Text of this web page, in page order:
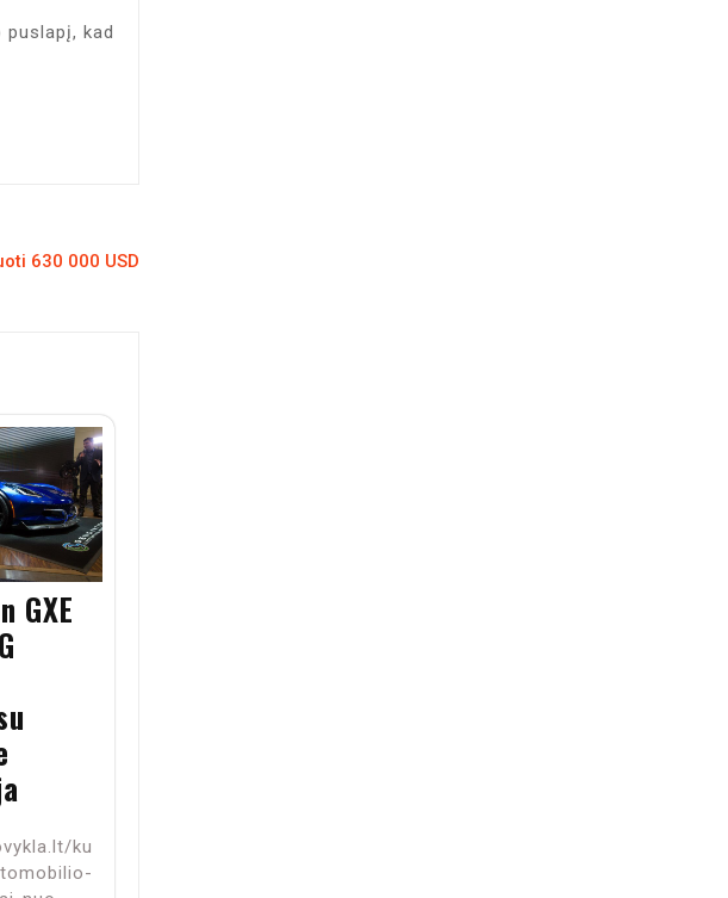
kad
630 000 USD
GXE
ku